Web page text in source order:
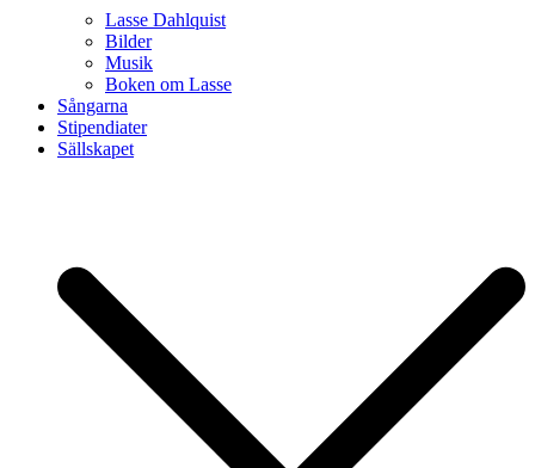
Lasse Dahlquist
Bilder
Musik
Boken om Lasse
Sångarna
Stipendiater
Sällskapet